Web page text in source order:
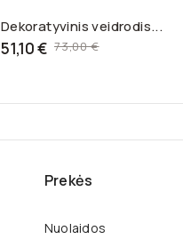
Dekoratyvinis veidrodis...
51,10 € Bazinė
73,00 €
Prekės
Nuolaidos